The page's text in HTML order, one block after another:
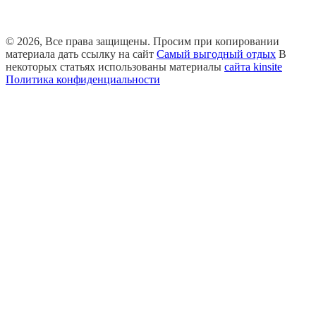
© 2026, Все права защищены. Просим при копировании
материала дать ссылку на сайт Самый выгодный отдых В
некоторых статьях использованы материалы сайта kinsite
Политика конфиденциальности